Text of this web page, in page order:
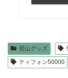
登山グッズ
ティフォン50000